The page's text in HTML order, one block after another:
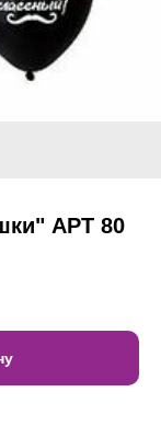
АРТ 80